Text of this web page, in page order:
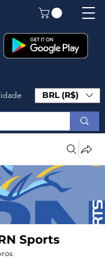
BRL (R$)
Sports